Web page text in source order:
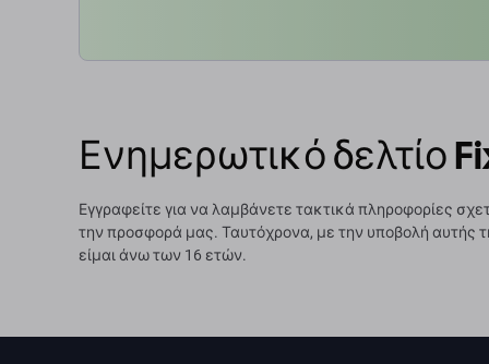
Ενημερωτικό δελτίο
Εγγραφείτε για να λαμβάνετε τακτικά πληροφορίες
την προσφορά μας. Ταυτόχρονα, με την υποβολή αυτής
είμαι άνω των 16 ετών.